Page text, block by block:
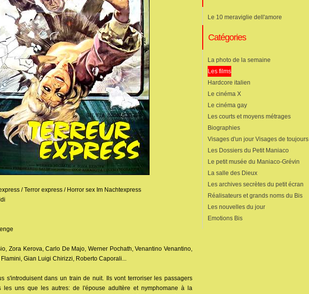
/ Terror express / Horror sex Im Nachtexpress
Zora Kerova, Carlo De Majo, Werner Pochath, Venantino Venantino,
Gian Luigi Chirizzi, Roberto Caporali...
s'introduisent dans un train de nuit. Ils vont terroriser les passagers
les uns que les autres: de l'épouse adultère et nymphomane à la
Le 10 meraviglie dell'amore
Catégories
La photo de la semaine
Les films
Hardcore italien
Le cinéma X
Le cinéma gay
Les courts et moyens métrages
Biographies
Visages d'un jour Visages de toujours
Les Dossiers du Petit Maniaco
Le petit musée du Maniaco-Grévin
La salle des Dieux
Les archives secrètes du petit écran
Réalisateurs et grands noms du Bis
Les nouvelles du jour
Emotions Bis